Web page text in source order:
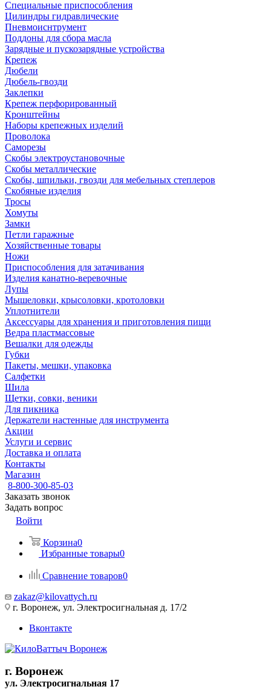
Специальные приспособления
Цилиндры гидравлические
Пневмоиснтрумент
Поддоны для сбора масла
Зарядные и пускозарядные устройства
Крепеж
Дюбели
Дюбель-гвозди
Заклепки
Крепеж перфорированный
Кронштейны
Наборы крепежных изделий
Проволока
Саморезы
Скобы электроустановочные
Скобы металлические
Скобы, шпильки, гвозди для мебельных степлеров
Скобяные изделия
Тросы
Хомуты
Замки
Петли гаражные
Хозяйственные товары
Ножи
Приспособления для затачивания
Изделия канатно-веревочные
Лупы
Мышеловки, крысоловки, кротоловки
Уплотнители
Аксессуары для хранения и приготовления пищи
Ведра пластмассовые
Вешалки для одежды
Губки
Пакеты, мешки, упаковка
Салфетки
Шила
Щетки, совки, веники
Для пикника
Держатели настенные для инструмента
Акции
Услуги и сервис
Доставка и оплата
Контакты
Магазин
8-800-300-85-03
Заказать звонок
Задать вопрос
Войти
Корзина0
Избранные товары0
Сравнение товаров0
zakaz@kilovattych.ru
г. Воронеж, ул. Электросигнальная д. 17/2
Вконтакте
г. Воронеж
ул. Электросигнальная 17